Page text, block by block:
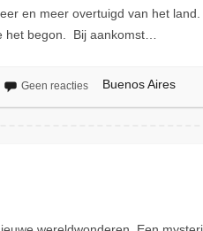
en meer overtuigd van het
het begon. Bij aankomst…
Geen reacties Buenos Aires